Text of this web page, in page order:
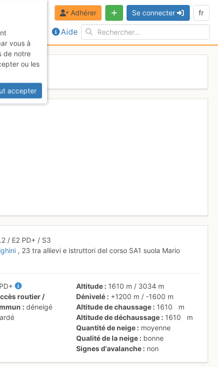
Aide
Adhérer Se connecter fr
/ E2 PD+ / S3
, 23 tra allievi e istruttori del corso SA1 suola Mario
PD+
routier /
déneigé
Altitude 1610 m / 3034 m
Dénivelé
+1200 m / -1600 m
Altitude de chaussage
1610
m
Altitude de déchaussage
1610
m
Quantité de neige
moyenne
Qualité de la neige
bonne
Signes d'avalanche
non
vous à
de notre
ou les
accepter